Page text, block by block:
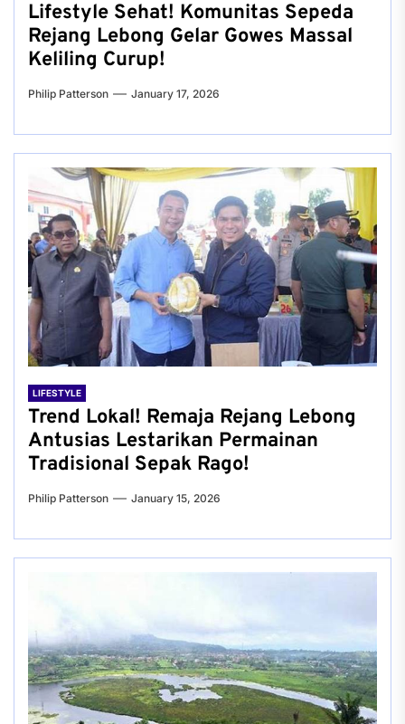
Lifestyle Sehat! Komunitas Sepeda
Rejang Lebong Gelar Gowes Massal
Keliling Curup!
Philip Patterson January 17, 2026
LIFESTYLE
Trend Lokal! Remaja Rejang Lebong
Antusias Lestarikan Permainan
Tradisional Sepak Rago!
Philip Patterson January 15, 2026